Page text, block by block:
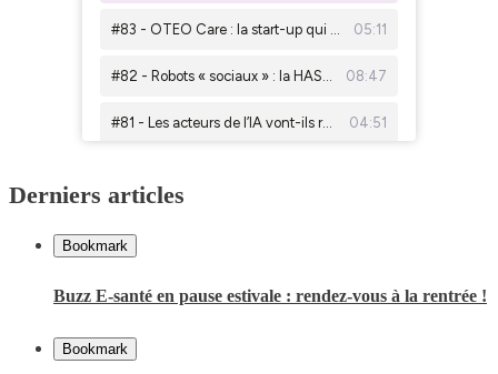
Derniers articles
Bookmark
Buzz E-santé en pause estivale : rendez-vous à la rentrée !
Bookmark